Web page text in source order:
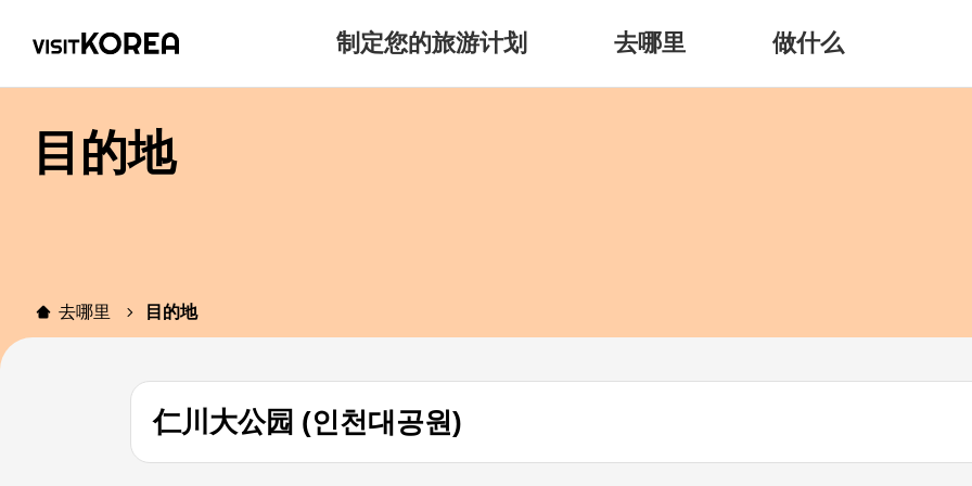
制定您的旅游计划 去哪里 做什么
目的地
去哪里 目的地
仁川大公园 (인천대공원)